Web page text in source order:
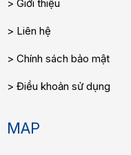
Giới thiệu
Liên hệ
Chính sách bảo mật
Điều khoản sử dụng
MAP